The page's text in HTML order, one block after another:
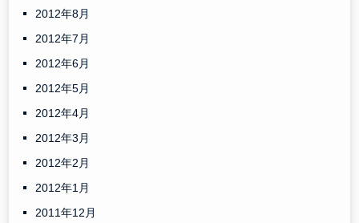
2012年8月
2012年7月
2012年6月
2012年5月
2012年4月
2012年3月
2012年2月
2012年1月
2011年12月